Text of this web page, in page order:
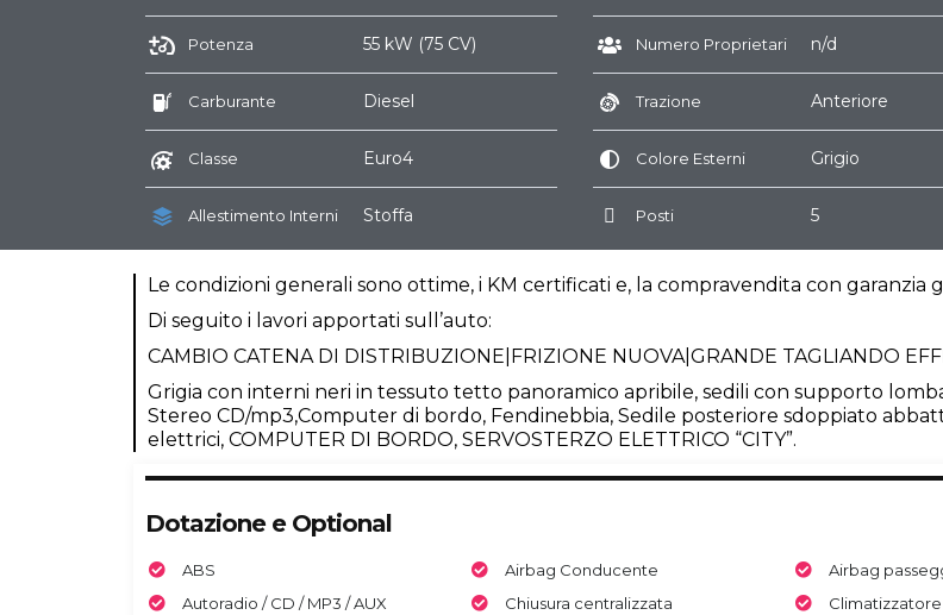
Potenza 55 kW (75 CV) Numero Proprietari n/d
Carburante Diesel Trazione Anteriore
Classe Euro4 Colore Esterni Grigio
Allestimento Interni Stoffa Posti 5
Le condizioni generali sono ottime, i KM certificati e, la compravendita con garanzia
Di seguito i lavori apportati sull’auto:
CAMBIO CATENA DI DISTRIBUZIONE|FRIZIONE NUOVA|GRANDE TAGLIANDO
Grigia con interni neri in tessuto tetto panoramico apribile, sedili con supporto
Stereo CD/mp3,Computer di bordo, Fendinebbia, Sedile posteriore sdoppiato
elettrici, COMPUTER DI BORDO, SERVOSTERZO ELETTRICO “CITY”.
Dotazione e Optional
ABS Airbag Conducente Airbag
Autoradio / CD / MP3 / AUX
Chiusura centralizzata